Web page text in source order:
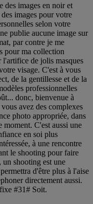
des images en noir et
images pour votre
selon votre
publie aucune image sur
par contre je me
pour ma collection
l'artifice de jolis masques
visage. C'est à vous
de la gentillesse et de la
professionnelles
donc, bienvenue à
avez des complexes
photo appropriée, dans
moment. C'est aussi une
en soi plus
à une rencontre
le shooting pour faire
un shooting est une
d'être plus à l'aise
directement aussi.
#31# Soit.